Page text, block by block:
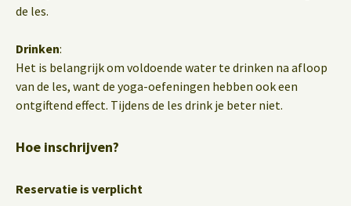
de les.
Drinken:
Het is belangrijk om voldoende water te drinken na afloop
van de les, want de yoga-oefeningen hebben ook een
ontgiftend effect. Tijdens de les drink je beter niet.
Hoe inschrijven?
Reservatie is verplicht